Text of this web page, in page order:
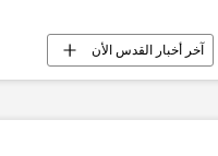
آخر أخبار القدس الأن